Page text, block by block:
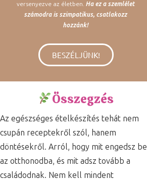
versenyezve az életben. Ha ez a szemlélet
számodra is szimpatikus, csatlakozz
hozzánk!
BESZÉLJÜNK!
Összegzés
Az egészséges ételkészítés tehát nem
csupán receptekről szól, hanem
döntésekről. Arról, hogy mit engedsz be
az otthonodba, és mit adsz tovább a
családodnak. Nem kell mindent